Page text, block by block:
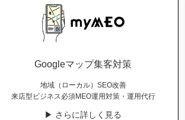
Googleマップ集客対策
地域（ローカル）SEO改善
来店型ビジネス必須MEO運用対策・運用代行
▶︎ さらに詳しく見る